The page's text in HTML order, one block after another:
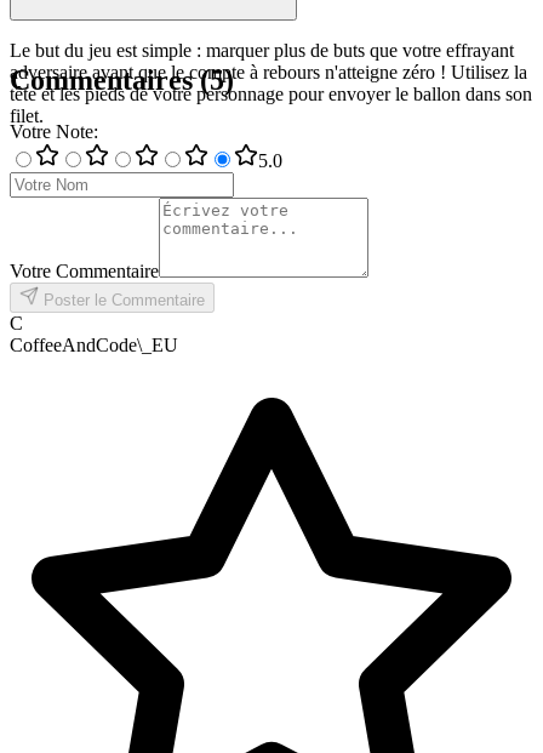
Le but du jeu est simple : marquer plus de buts que votre effrayant
adversaire avant que le compte à rebours n'atteigne zéro ! Utilisez la
tête et les pieds de votre personnage pour envoyer le ballon dans son
filet.
Commentaires(5)
Votre Note:
5.0
Votre Commentaire
Poster le Commentaire
C
CoffeeAndCode\_EU